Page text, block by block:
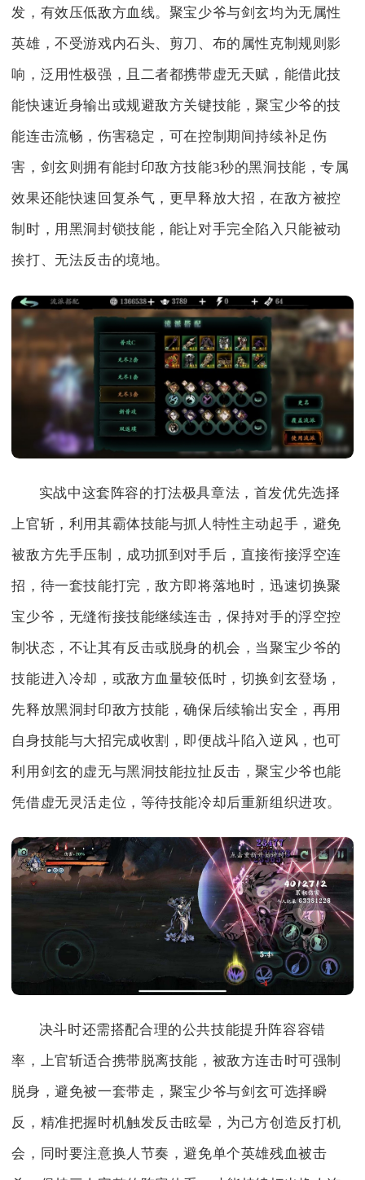
发，有效压低敌方血线。聚宝少爷与剑玄均为无属性
英雄，不受游戏内石头、剪刀、布的属性克制规则影
响，泛用性极强，且二者都携带虚无天赋，能借此技
能快速近身输出或规避敌方关键技能，聚宝少爷的技
能连击流畅，伤害稳定，可在控制期间持续补足伤
害，剑玄则拥有能封印敌方技能3秒的黑洞技能，专属
效果还能快速回复杀气，更早释放大招，在敌方被控
制时，用黑洞封锁技能，能让对手完全陷入只能被动
挨打、无法反击的境地。
实战中这套阵容的打法极具章法，首发优先选择
上官斩，利用其霸体技能与抓人特性主动起手，避免
被敌方先手压制，成功抓到对手后，直接衔接浮空连
招，待一套技能打完，敌方即将落地时，迅速切换聚
宝少爷，无缝衔接技能继续连击，保持对手的浮空控
制状态，不让其有反击或脱身的机会，当聚宝少爷的
技能进入冷却，或敌方血量较低时，切换剑玄登场，
先释放黑洞封印敌方技能，确保后续输出安全，再用
自身技能与大招完成收割，即便战斗陷入逆风，也可
利用剑玄的虚无与黑洞技能拉扯反击，聚宝少爷也能
凭借虚无灵活走位，等待技能冷却后重新组织进攻。
决斗时还需搭配合理的公共技能提升阵容容错
率，上官斩适合携带脱离技能，被敌方连击时可强制
脱身，避免被一套带走，聚宝少爷与剑玄可选择瞬
反，精准把握时机触发反击眩晕，为己方创造反打机
会，同时要注意换人节奏，避免单个英雄残血被击